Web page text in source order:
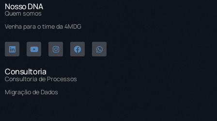
Nosso DNA
Quem somos
Venha para o time da 4MDG
Consultoria
Consultoria de Processos
Migração de Dados